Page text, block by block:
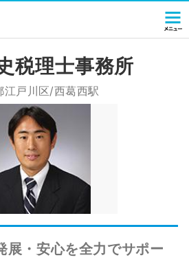
税理士事務所
江戸川区/西葛西駅
展・安心を全力でサポー